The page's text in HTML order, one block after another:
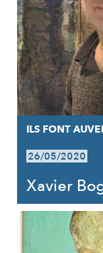
ILS FONT
26/05/2020
Xavier